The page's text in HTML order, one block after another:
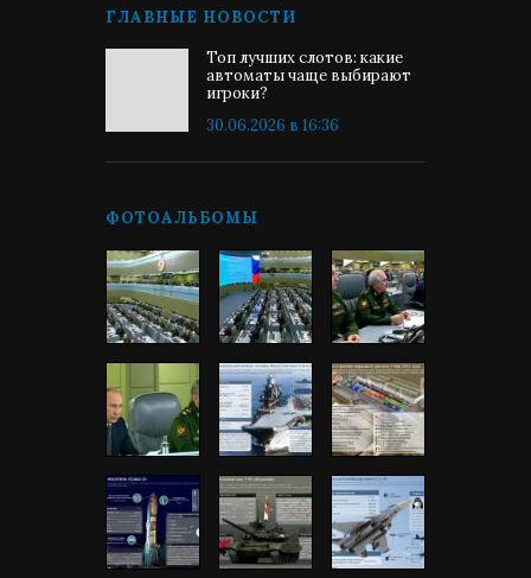
ГЛАВНЫЕ НОВОСТИ
Топ лучших слотов: какие
автоматы чаще выбирают
игроки?
30.06.2026 в 16:36
ФОТОАЛЬБОМЫ